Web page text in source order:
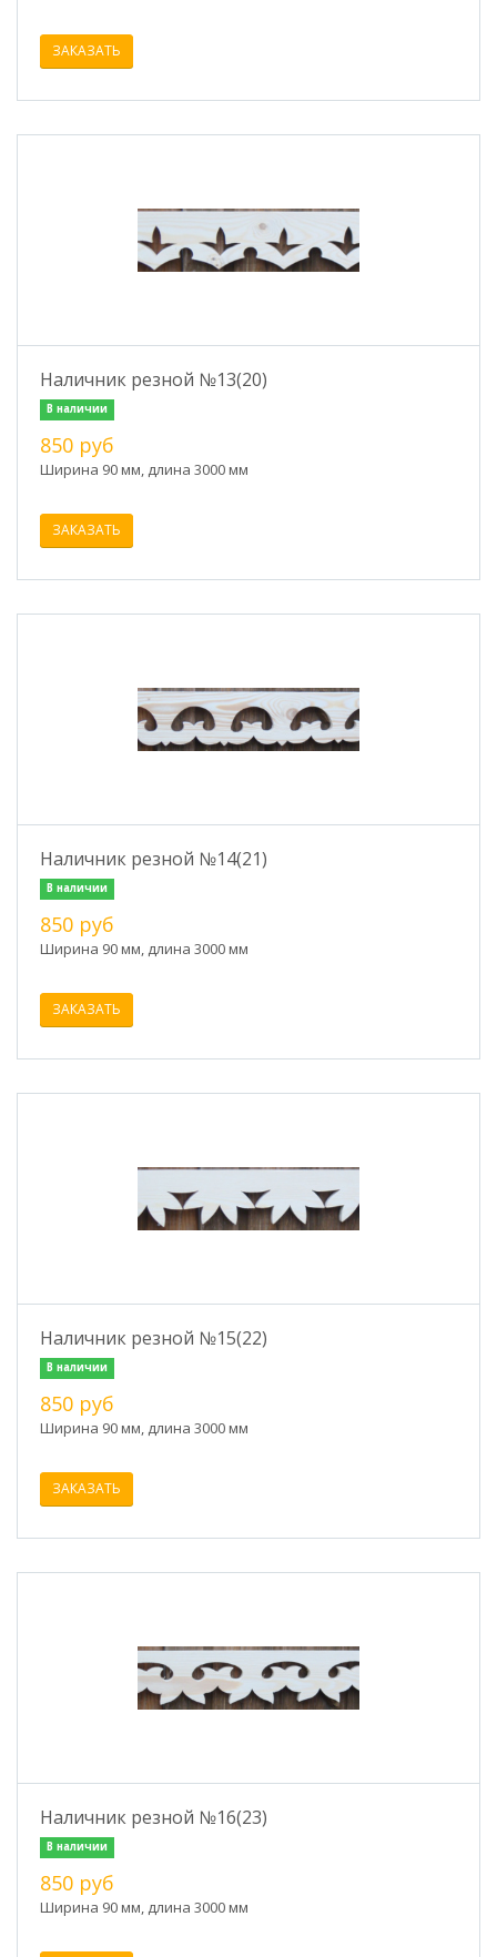
ЗАКАЗАТЬ
Наличник резной №13(20)
В наличии
850 руб
Ширина 90 мм, длина 3000 мм
ЗАКАЗАТЬ
Наличник резной №14(21)
В наличии
850 руб
Ширина 90 мм, длина 3000 мм
ЗАКАЗАТЬ
Наличник резной №15(22)
В наличии
850 руб
Ширина 90 мм, длина 3000 мм
ЗАКАЗАТЬ
Наличник резной №16(23)
В наличии
850 руб
Ширина 90 мм, длина 3000 мм